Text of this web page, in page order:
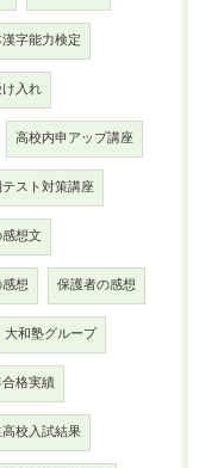
字能力検定
入れ
高校内申アップ講座
スト対策講座
想文
想 保護者の感想
大和塾グループ
合格実績
校入試結果